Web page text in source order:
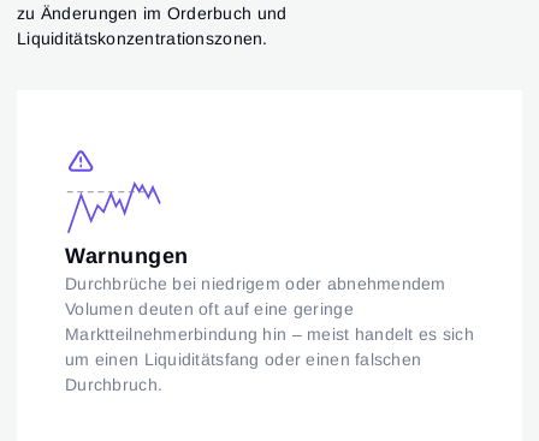
zu Änderungen im Orderbuch und
Liquiditätskonzentrationszonen.
Warnungen
Durchbrüche bei niedrigem oder abnehmendem
Volumen deuten oft auf eine geringe
Marktteilnehmerbindung hin – meist handelt es sich
um einen Liquiditätsfang oder einen falschen
Durchbruch.